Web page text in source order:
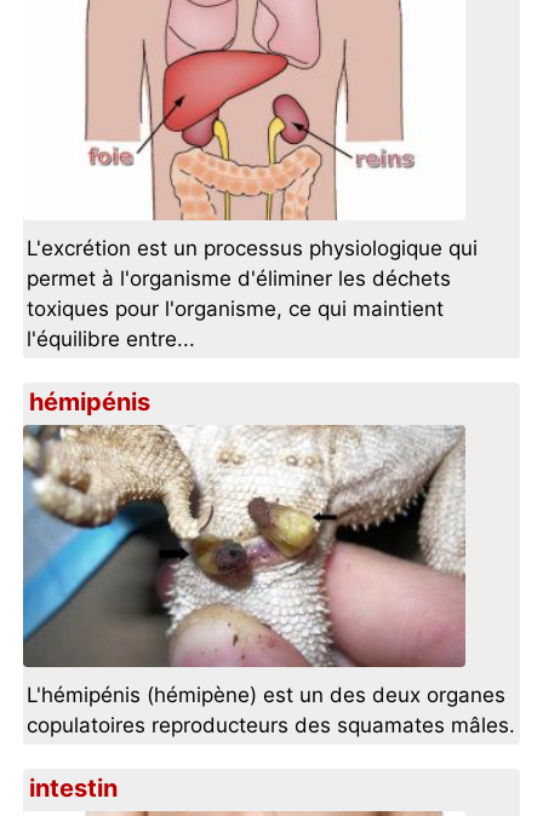
L'excrétion est un processus physiologique qui
permet à l'organisme d'éliminer les déchets
toxiques pour l'organisme, ce qui maintient
l'équilibre entre...
hémipénis
L'hémipénis (hémipène) est un des deux organes
copulatoires reproducteurs des squamates mâles.
intestin